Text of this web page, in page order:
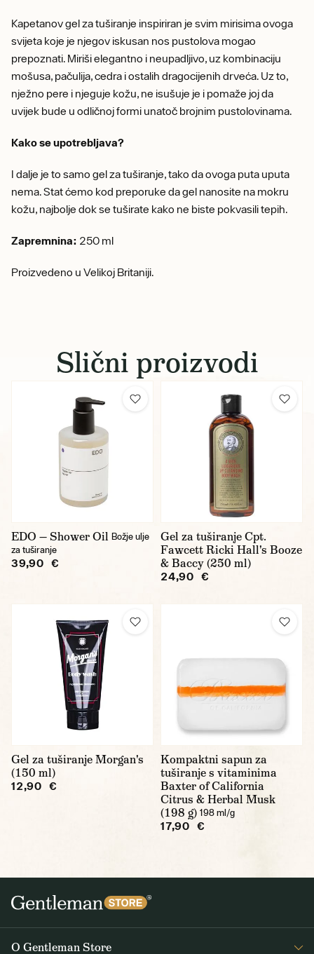
Kapetanov gel za tuširanje inspiriran je svim mirisima ovoga
svijeta koje je njegov iskusan nos pustolova mogao
prepoznati. Miriši elegantno i neupadljivo, uz kombinaciju
mošusa, pačulija, cedra i ostalih dragocijenih drveća. Uz to,
nježno pere i njeguje kožu, ne isušuje je i pomaže joj da
uvijek bude u odličnoj formi unatoč brojnim pustolovinama.
Kako se upotrebljava?
I dalje je to samo gel za tuširanje, tako da ovoga puta uputa
nema. Stat ćemo kod preporuke da gel nanosite na mokru
kožu, najbolje dok se tuširate kako ne biste pokvasili tepih.
Zapremnina: 250 ml
Proizvedeno u Velikoj Britaniji.
Slični proizvodi
EDO — Shower Oil Božje ulje
za tuširanje
39,90 €
Gel za tuširanje Cpt.
Fawcett Ricki Hall's Booze
& Baccy (250 ml)
24,90 €
Gel za tuširanje Morgan's
(150 ml)
12,90 €
Kompaktni sapun za
tuširanje s vitaminima
Baxter of California
Citrus & Herbal Musk
(198 g) 198 ml/g
17,90 €
O Gentleman Store